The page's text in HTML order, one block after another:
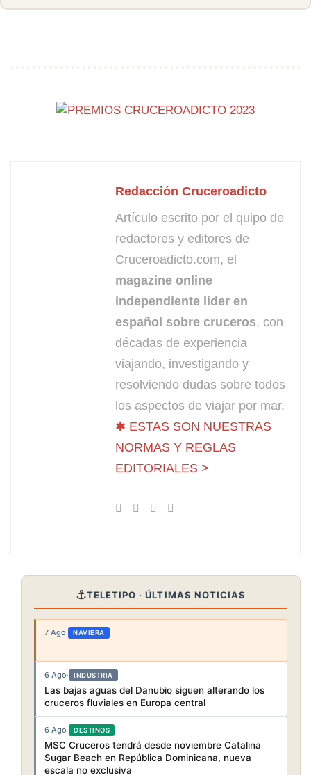
Redacción Cruceroadicto
Artículo escrito por el quipo de
redactores y editores de
Cruceroadicto.com, el
magazine online
independiente líder en
español sobre cruceros, con
décadas de experiencia
viajando, investigando y
resolviendo dudas sobre todos
los aspectos de viajar por mar.
✱ ESTAS SON NUESTRAS
NORMAS Y REGLAS
EDITORIALES >
⚓TELETIPO · ÚLTIMAS NOTICIAS
7 Ago· NAVIERA
6 Ago· INDUSTRIA
Las bajas aguas del Danubio siguen alterando los
cruceros fluviales en Europa central
6 Ago· DESTINOS
MSC Cruceros tendrá desde noviembre Catalina
Sugar Beach en República Dominicana, nueva
escala no exclusiva